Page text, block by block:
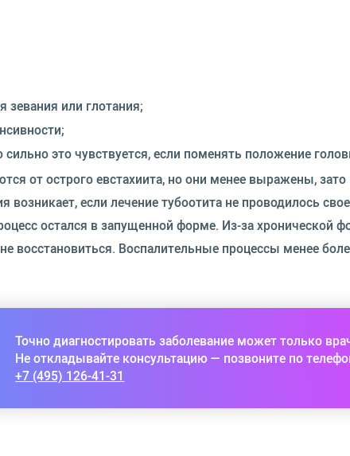
зевания или глотания;
это чувствуется, если поменять положение
от острого евстахиита, но они менее выражены, зато
возникает, если лечение тубоотита не проводилось
остался в запущенной форме. Из-за хронической
восстановиться. Воспалительные процессы менее
Точно диагностировать заболевание может только
Не откладывайте консультацию — позвоните по
+7 (495) 126-41-31